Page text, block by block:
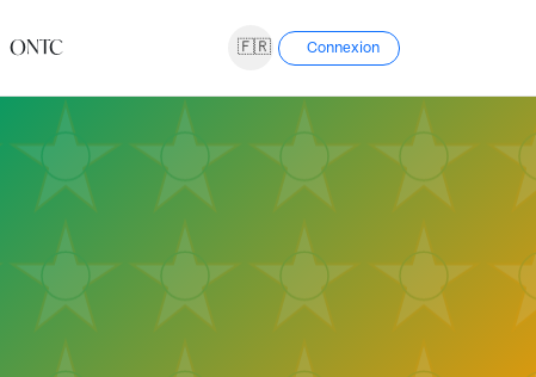
🇫🇷 Connexion
ONTC